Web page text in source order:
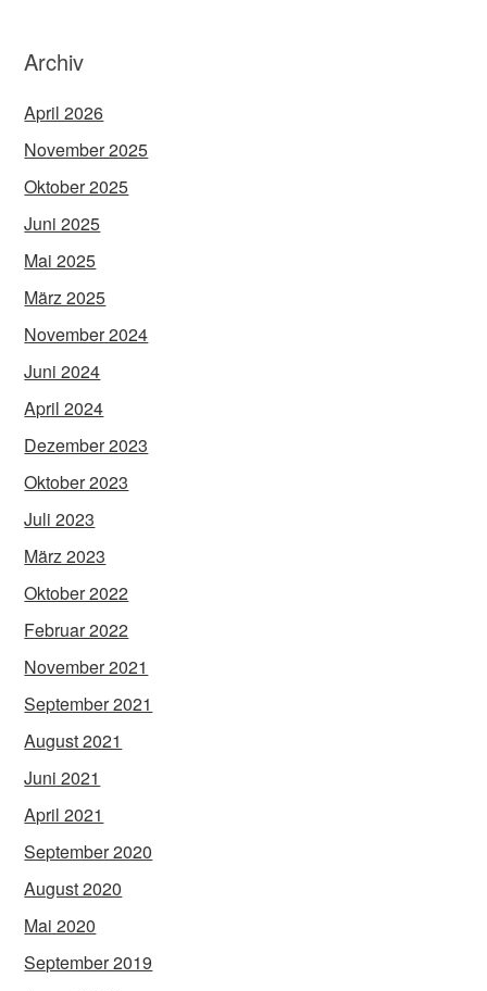
Archiv
April 2026
November 2025
Oktober 2025
Juni 2025
Mai 2025
März 2025
November 2024
Juni 2024
April 2024
Dezember 2023
Oktober 2023
Juli 2023
März 2023
Oktober 2022
Februar 2022
November 2021
September 2021
August 2021
Juni 2021
April 2021
September 2020
August 2020
Mai 2020
September 2019